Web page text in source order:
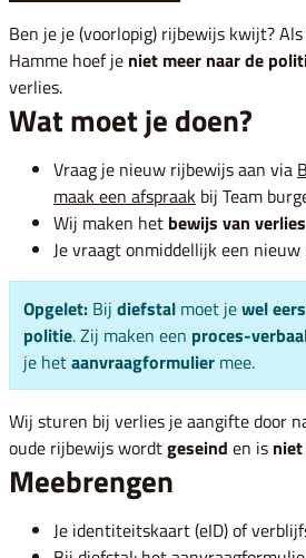
Ben je je (voorlopig) rijbewijs kwijt?
Hamme hoef je niet meer naar de
verlies.
Wat moet je doen?
Vraag je nieuw rijbewijs aan via
maak een afspraak bij Team
Wij maken het bewijs van verlies
Je vraagt onmiddellijk een
Opgelet: Bij diefstal moet jewel
politie. Zij maken een proces-
je hetaanvraagformulier mee.
Wij sturen bij verlies je aangifte door
oude rijbewijs wordtgeseind en is
Meebrengen
Je identiteitskaart (eID) of